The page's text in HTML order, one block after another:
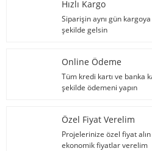
Hızlı Kargo
Siparişin aynı gün
şekilde gelsin
Online Ödeme
Tüm kredi kartı ve banka
şekilde ödemeni yapın
Özel Fiyat Verelim
Projelerinize özel fiyat
ekonomik fiyatlar verelim